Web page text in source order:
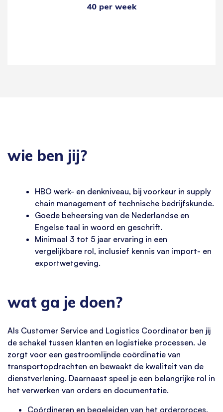
40 per week
wie ben jij?
HBO werk- en denkniveau, bij voorkeur in supply
chain management of technische bedrijfskunde.
Goede beheersing van de Nederlandse en
Engelse taal in woord en geschrift.
Minimaal 3 tot 5 jaar ervaring in een
vergelijkbare rol, inclusief kennis van import- en
exportwetgeving.
wat ga je doen?
Als Customer Service and Logistics Coordinator ben jij
de schakel tussen klanten en logistieke processen. Je
zorgt voor een gestroomlijnde coördinatie van
transportopdrachten en bewaakt de kwaliteit van de
dienstverlening. Daarnaast speel je een belangrijke rol in
het verwerken van orders en documentatie.
Coördineren en begeleiden van het orderproces.